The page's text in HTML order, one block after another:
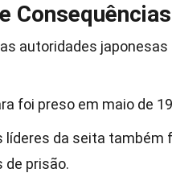
Consequências
autoridades
foi preso em maio de
líderes da seita também
de prisão.